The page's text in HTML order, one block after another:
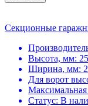
Секционные
Высота, мм:
Ширина, мм:
Для ворот
Статус: В